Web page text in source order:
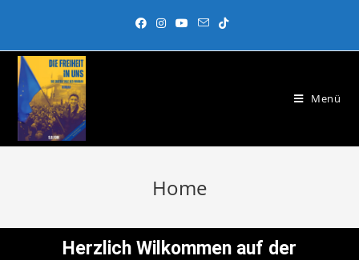
Menü
Home
Herzlich Wilkommen auf der